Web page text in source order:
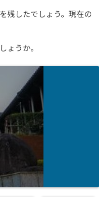
残したでしょう。現在の
ょうか。